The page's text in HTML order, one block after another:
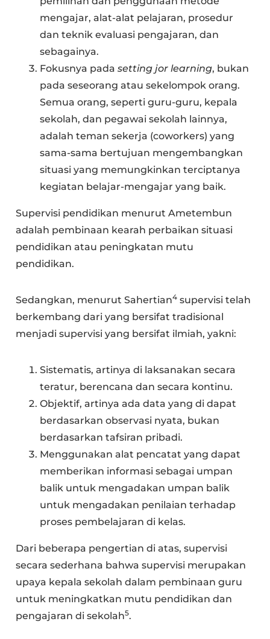
mengajar, alat-alat pelajaran, prosedur
dan teknik evaluasi pengajaran, dan
sebagainya.
Fokusnya padasetting jor learning, bukan
pada seseorang atau sekelompok orang.
Semua orang, seperti guru-guru, kepala
sekolah, dan pegawai sekolah lainnya,
adalah teman sekerja (coworkers) yang
sama-sama bertujuan mengembangkan
situasi yang memungkinkan terciptanya
kegiatan belajar-mengajar yang baik.
Supervisi pendidikan menurut Ametembun
adalah pembinaan kearah perbaikan situasi
pendidikan atau peningkatan mutu
pendidikan.
Sedangkan, menurut Sahertian4 supervisi telah
berkembang dari yang bersifat tradisional
menjadi supervisi yang bersifat ilmiah, yakni:
Sistematis, artinya di laksanakan secara
teratur, berencana dan secara kontinu.
Objektif, artinya ada data yang di dapat
berdasarkan observasi nyata, bukan
berdasarkan tafsiran pribadi.
Menggunakan alat pencatat yang dapat
memberikan informasi sebagai umpan
balik untuk mengadakan umpan balik
untuk mengadakan penilaian terhadap
proses pembelajaran di kelas.
Dari beberapa pengertian di atas, supervisi
secara sederhana bahwa supervisi merupakan
upaya kepala sekolah dalam pembinaan guru
untuk meningkatkan mutu pendidikan dan
pengajaran di sekolah5.